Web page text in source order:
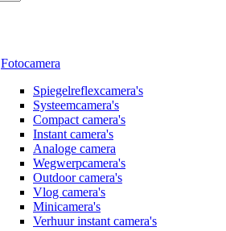
Fotocamera
Spiegelreflexcamera's
Systeemcamera's
Compact camera's
Instant camera's
Analoge camera
Wegwerpcamera's
Outdoor camera's
Vlog camera's
Minicamera's
Verhuur instant camera's